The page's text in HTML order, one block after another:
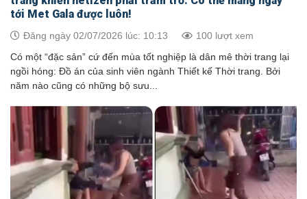
tới Met Gala được luôn!
Đăng ngày 02/07/2026 lúc: 10:13 100 lượt xem
Có một “đặc sản” cứ đến mùa tốt nghiệp là dân mê thời trang lại
ngồi hóng: Đồ án của sinh viên ngành Thiết kế Thời trang. Bởi
năm nào cũng có những bộ sưu...